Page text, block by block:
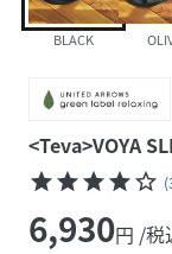
BLACK
<Teva>VOYA
starstarstarstarstar_border (
6,930円 /税